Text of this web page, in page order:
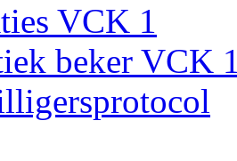
VCK 1
beker VCK